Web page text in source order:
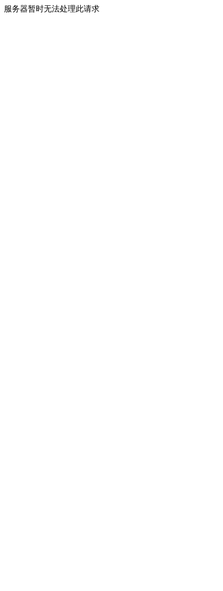
服务器暂时无法处理此请求